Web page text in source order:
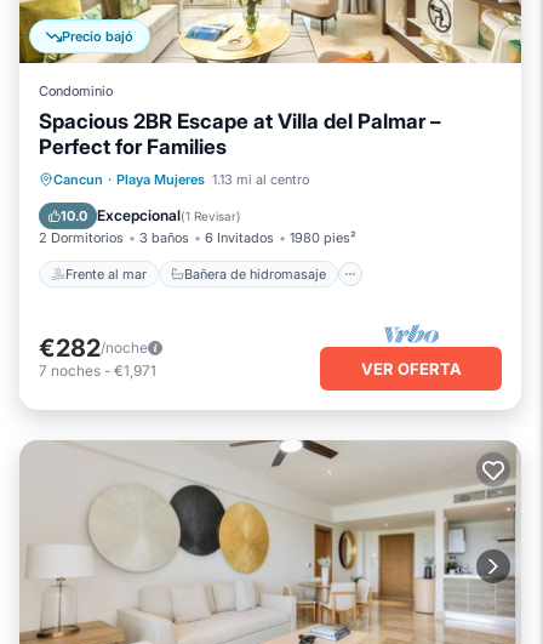
Precio bajó
Condominio
Spacious 2BR Escape at Villa del Palmar –
Perfect for Families
Cancun · Playa Mujeres 1.13 mi al centro
10.0 Excepcional(1 Revisar)
2 Dormitorios 3 baños 6 Invitados 1980 pies²
Frente al mar Bañera de hidromasaje
Frente al mar
Bañera de hidromasaje
Desayuno
Aparcamiento
€282/noche
7 noches - €1,971 VER OFERTA